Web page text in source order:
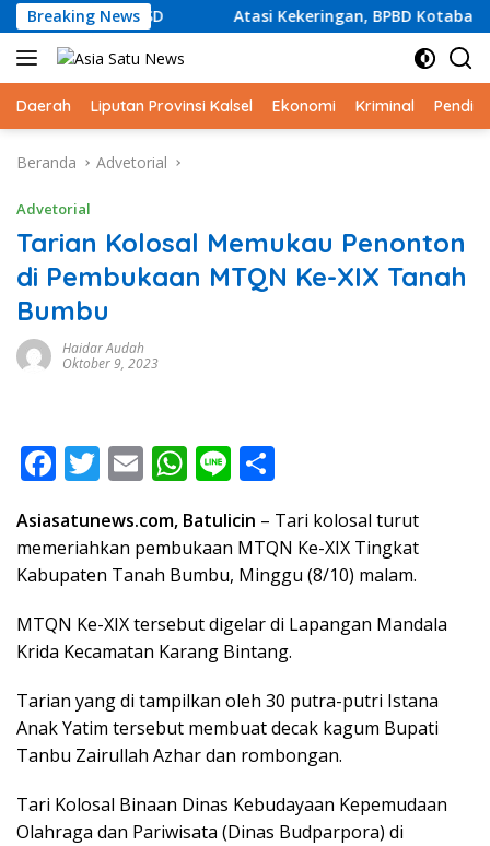
Langsung
ke
konten
Breaking News
Lintas Sejak SD Atasi Kekeringan, BPBD Kotabaru
Daerah Liputan Provinsi Kalsel Ekonomi Kriminal
Beranda Advetorial
Advetorial
Tarian Kolosal Memukau Penonton
di Pembukaan MTQN Ke-XIX Tanah
Bumbu
Haidar Audah
Oktober 9, 2023
F
e
b
o
k
T
itt
er
E
ai
l
W
at
s
p
p
Li
e ar
e
Asiasatunews.com, Batulicin – Tari kolosal turut
memeriahkan pembukaan MTQN Ke-XIX Tingkat
Kabupaten Tanah Bumbu, Minggu (8/10) malam.
MTQN Ke-XIX tersebut digelar di Lapangan Mandala
Krida Kecamatan Karang Bintang.
Tarian yang di tampilkan oleh 30 putra-putri Istana
Anak Yatim tersebut membuat decak kagum Bupati
Tanbu Zairullah Azhar dan rombongan.
Tari Kolosal Binaan Dinas Kebudayaan Kepemudaan
Olahraga dan Pariwisata (Dinas Budparpora) di